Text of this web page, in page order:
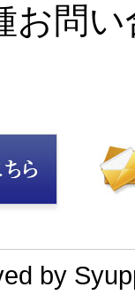
お問
by